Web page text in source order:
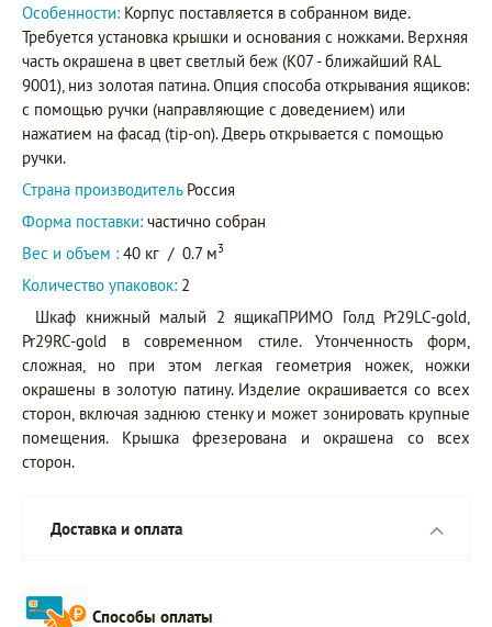
Особенности: Корпус поставляется в собранном виде.
Требуется установка крышки и основания с ножками. Верхняя
часть окрашена в цвет светлый беж (K07 - ближайший RAL
9001), низ золотая патина. Опция способа открывания ящиков:
с помощью ручки (направляющие с доведением) или
нажатием на фасад (tip-on). Дверь открывается с помощью
ручки.
Страна производитель Россия
Форма поставки: частично собран
Вес и объем : 40 кг / 0.7 м3
Количество упаковок: 2
Шкаф книжный малый 2 ящикаПРИМО Голд Pr29LC-gold,
Pr29RC-gold в современном стиле. Утонченность форм,
сложная, но при этом легкая геометрия ножек, ножки
окрашены в золотую патину. Изделие окрашивается со всех
сторон, включая заднюю стенку и может зонировать крупные
помещения. Крышка фрезерована и окрашена со всех
сторон.
Доставка и оплата
Способы оплаты